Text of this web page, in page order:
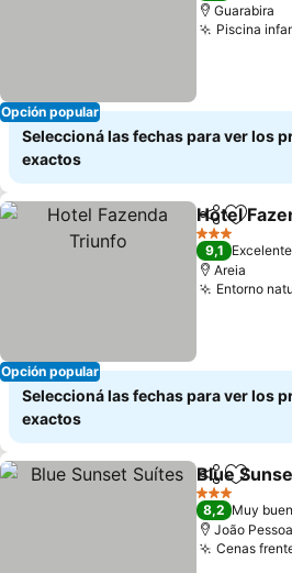
Opción popular
Guarabira
Piscina
Seleccioná las fechas para ver los
exactos
Opción popular
Compartir
Hotel
3 Estrellas
9,1 Excelente
Areia
Entorno
Seleccioná las fechas para ver los
exactos
Compartir
Añadir
Blue
3 Estrellas
8,2 Muy
João Pessoa
Cenas